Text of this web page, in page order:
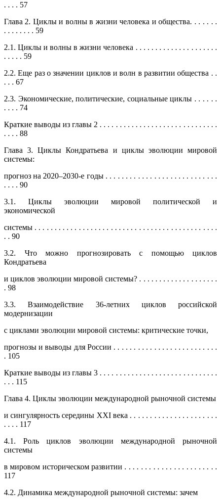
. . . . 57
Глава 2. Циклы и волны в жизни человека и общества. . . . . . .
. . . . . . . . 59
2.1. Циклы и волны в жизни человека . . . . . . . . . . . . . . . . . . . . .
. . . . . 59
2.2. Еще раз о значении циклов и волн в развитии общества . .
. . . 67
2.3. Экономические, политические, социальные циклы . . . . . .
. . . . 74
Краткие выводы из главы 2 . . . . . . . . . . . . . . . . . . . . . . . . . . . . . .
. . . . 88
Глава 3. Циклы Кондратьева и циклы эволюции мировой
системы:
прогноз на 2020–2030-е годы . . . . . . . . . . . . . . . . . . . . . . . . . . . .
. . . . 90
3.1. Циклы эволюции мировой политической и
экономической
системы . . . . . . . . . . . . . . . . . . . . . . . . . . . . . . . . . . . . . . . . . . . . . .
. . 90
3.2. Что можно прогнозировать с помощью циклов
Кондратьева
и циклов эволюции мировой системы? . . . . . . . . . . . . . . . . . . . .
. 98
3.3. Взаимодействие 36-летних циклов российской
модернизации
с циклами эволюции мировой системы: критические точки,
прогнозы и выводы для России . . . . . . . . . . . . . . . . . . . . . . . . . .
. 105
Краткие выводы из главы 3 . . . . . . . . . . . . . . . . . . . . . . . . . . . . . .
. . . 115
Глава 4. Циклы эволюции международной рыночной системы
и сингулярность середины XXI века . . . . . . . . . . . . . . . . . . . . . .
. . . . 117
4.1. Роль циклов эволюции международной рыночной
системы
в мировом историческом развитии . . . . . . . . . . . . . . . . . . . . . . .
117
4.2. Динамика международной рыночной системы: зачем